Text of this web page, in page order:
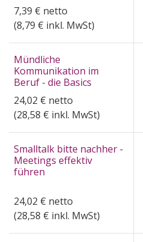
7,39 € netto
(8,79 € inkl. MwSt)
Mündliche
Kommunikation im
Beruf - die Basics
24,02 € netto
(28,58 € inkl. MwSt)
Smalltalk bitte nachher -
Meetings effektiv
führen
24,02 € netto
(28,58 € inkl. MwSt)